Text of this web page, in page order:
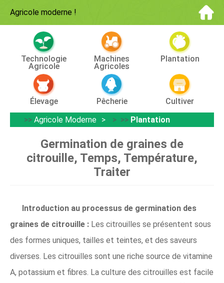
Agricole moderne !
Technologie
Agricole
Machines
Agricoles
Plantation
Élevage Pêcherie
Cultiver
>> Agricole Moderne > >> Plantation
Germination de graines de
citrouille, Temps, Température,
Traiter
Introduction au processus de germination des
graines de citrouille : Les citrouilles se présentent sous
des formes uniques, tailles et teintes, et des saveurs
diverses. Les citrouilles sont une riche source de vitamine
A, potassium et fibres. La culture des citrouilles est facile